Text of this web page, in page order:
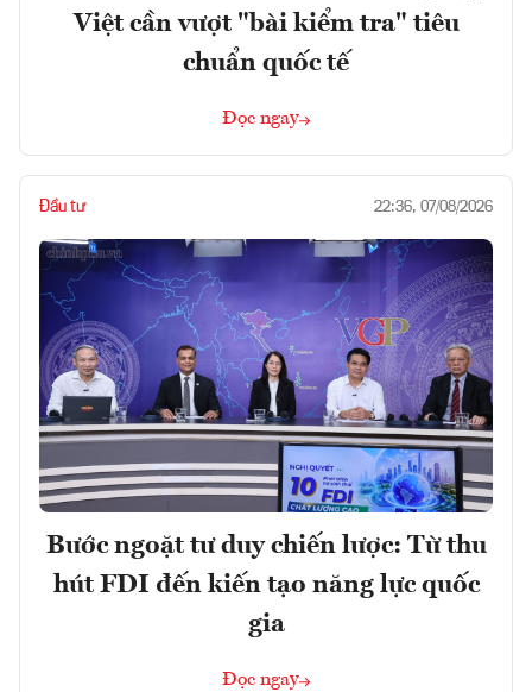
Việt cần vượt "bài kiểm tra" tiêu
chuẩn quốc tế
Đọc ngay
Đầu tư 22:36, 07/08/2026
Bước ngoặt tư duy chiến lược: Từ thu
hút FDI đến kiến tạo năng lực quốc
gia
Đọc ngay